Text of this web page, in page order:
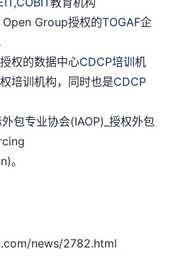
Group授权的TOGAF企
的数据中心CDCP培训机
培训机构，同时也是CDCP
专业协会(IAOP)_授权外包
。
news/2782.html